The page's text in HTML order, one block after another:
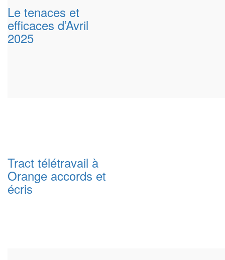
Le tenaces et
efficaces d’Avril
2025
Tract télétravail à
Orange accords et
écris